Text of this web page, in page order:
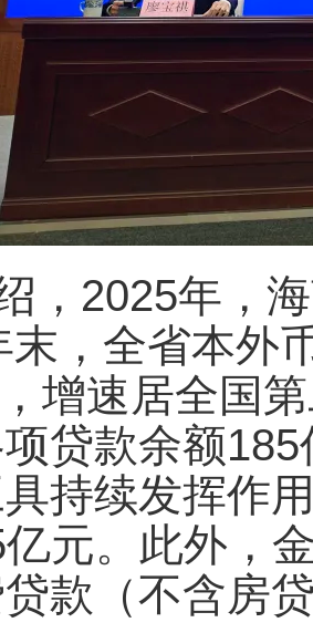
，2025年，
末，全省本外
增速居全国
贷款余额
持续发挥作
元。此外，
贷款（不含房